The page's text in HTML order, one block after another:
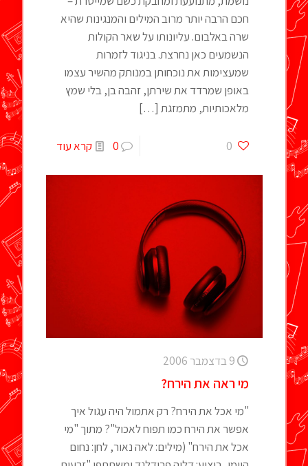
חכם הרבה יותר מרוב המילים והמנגינות שהיא
שרה באלבום. עליונותו על שאר הקולות
הנשמעים כאן נחרצת. בניגוד לזמרות
שמעצימות את נוכחותן במנותק מהשיר עצמו
באופן שמרדד את שירתן, זהבה בן, בלי שמץ
מלאכותיות, מתמזגת […]
0
0 קרא עוד
9 בדצמבר 2006
מי ראה את הירח?
"מי אכל את הירח? רק אתמול היה עגול איך
אפשר את הירח כמו תפוח לאכול"? מתוך "מי
אכל את הירח" (מילים: לאה נאור, לחן: נחום